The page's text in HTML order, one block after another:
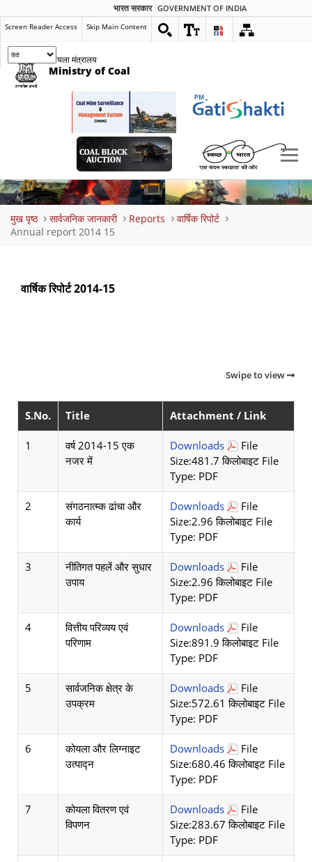
भारत सरकार GOVERNMENT OF INDIA
Screen Reader Access Skip Main Content
कोयला मंत्रालय
Ministry of Coal
मुख पृष्ठ सार्वजनिक जानकारी Reports
वार्षिक रिपोर्ट
Annual report 2014 15
वार्षिक रिपोर्ट 2014-15
Swipe to view
S.No. Title Attachment / Link
1
वर्ष 2014-15 एक
नजर में
Downloads
File
Size:481.7 किलोबाइट File
Type: PDF
2
संगठनात्म्क ढांचा और
कार्य
Downloads
File
Size:2.96 किलोबाइट File
Type: PDF
3
नीतिगत पहलें और सुधार
उपाय
Downloads
File
Size:2.96 किलोबाइट File
Type: PDF
4
वित्तीय परिव्यय एवं
परिणाम
Downloads
File
Size:891.9 किलोबाइट File
Type: PDF
5
सार्वजनिक क्षेत्र के
उपक्रम
Downloads
File
Size:572.61 किलोबाइट File
Type: PDF
6
कोयला और लिग्नाइट
उत्पाद्न
Downloads
File
Size:680.46 किलोबाइट File
Type: PDF
7
कोयला वितरण एवं
विपणन
Downloads
File
Size:283.67 किलोबाइट File
Type: PDF